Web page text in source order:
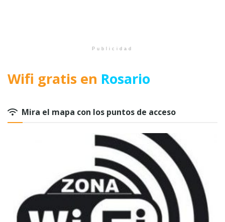
Publicidad
Wifi gratis en Rosario
Mira el mapa con los puntos de acceso